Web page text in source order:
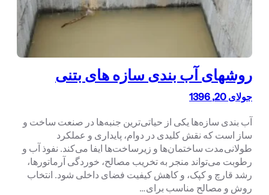
روشهای آب بندی سازه های بتنی
جولای 20, 1396
آب بندی سازه‌ها یکی از حیاتی‌ترین جنبه‌ها در صنعت ساخت و
ساز است که نقش کلیدی در دوام، پایداری و عملکرد
طولانی‌مدت ساختمان‌ها و زیرساخت‌ها ایفا می‌کند. نفوذ آب و
رطوبت می‌تواند منجر به تخریب مصالح، خوردگی آرماتورها،
رشد قارچ و کپک، و کاهش کیفیت فضای داخلی شود. انتخاب
روش و مصالح مناسب برای…